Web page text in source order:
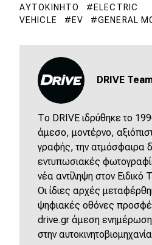
ΑΥΤΟΚΊΝΗΤΟ
ELECTRIC
VEHICLE
EV GENERAL
DRIVE
Το DRIVE ιδρύθηκε το
άμεσο, μοντέρνο,
γραφής, την ατμόσφαιρα
εντυπωσιακές
νέα αντίληψη στον Ειδικό
Οι ίδιες αρχές
ψηφιακές οθόνες
drive.gr άμεση ενημέρωση
στην